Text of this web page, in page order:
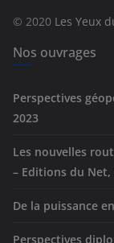
e
© 2020 Les Yeux
Nos ouvrages
Perspectives
2023
Les nouvelles
– Editions du Net,
De la puissance
Perspectives